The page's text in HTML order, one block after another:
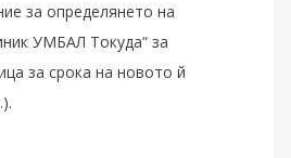
за определянето на
УМБАЛ Токуда“ за
за срока на новото й